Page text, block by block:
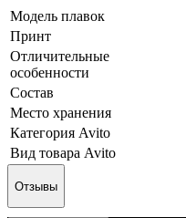
Модель плавок
Принт
Отличительные
особенности
Состав
Место хранения
Категория Avito
Вид товара Avito
Отзывы